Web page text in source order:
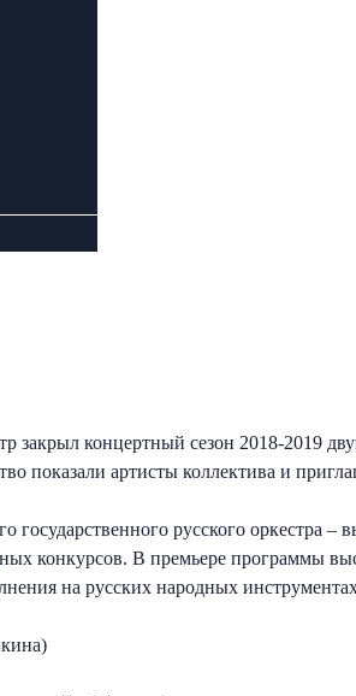
закрыл концертный сезон ‪2018-2019‬
показали артисты коллектива и
государственного русского оркестра –
конкурсов. В премьере программы
на русских народных